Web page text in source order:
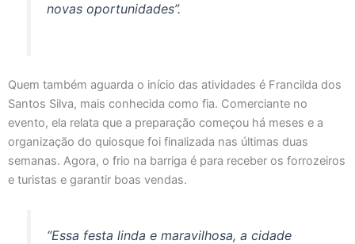
novas oportunidades”.
Quem também aguarda o início das atividades é Francilda dos
Santos Silva, mais conhecida como fia. Comerciante no
evento, ela relata que a preparação começou há meses e a
organização do quiosque foi finalizada nas últimas duas
semanas. Agora, o frio na barriga é para receber os forrozeiros
e turistas e garantir boas vendas.
“Essa festa linda e maravilhosa, a cidade